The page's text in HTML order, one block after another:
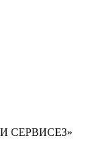
СЕРВИСЕЗ»